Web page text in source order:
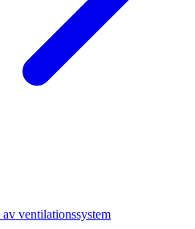
ventilationssystem